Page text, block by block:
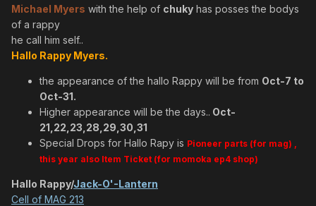
Michael Myers with the help of chuky has posses the bodys
of a rappy
he call him self..
Hallo Rappy Myers.
the appearance of the hallo Rappy will be from Oct-7 to
Oct-31.
Higher appearance will be the days.. Oct-
21,22,23,28,29,30,31
Special Drops for Hallo Rapy is Pioneer parts (for mag) ,
this year also Item Ticket (for momoka ep4 shop)
Hallo Rappy/Jack-O'-Lantern
Cell of MAG 213